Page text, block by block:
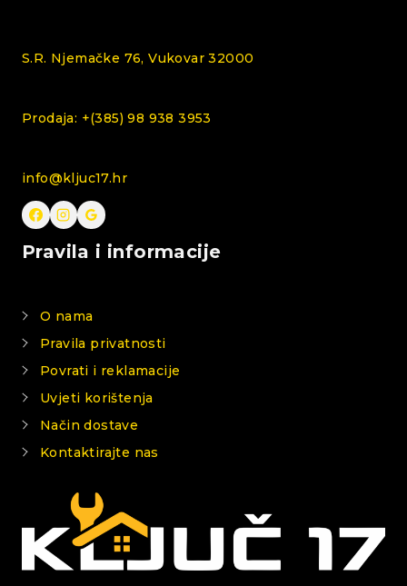
S.R. Njemačke 76, Vukovar 32000
Prodaja: +(385) 98 938 3953
info@kljuc17.hr
Pravila i informacije
O nama
Pravila privatnosti
Povrati i reklamacije
Uvjeti korištenja
Način dostave
Kontaktirajte nas